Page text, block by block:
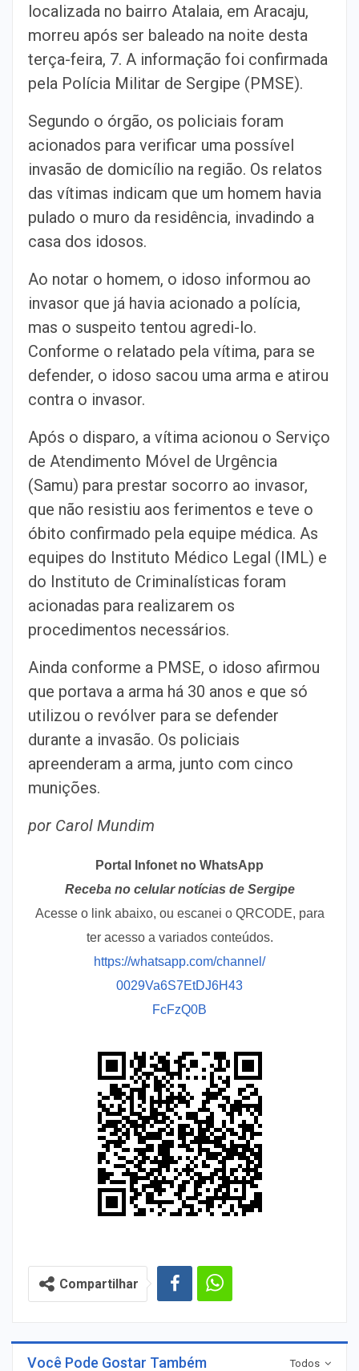
localizada no bairro Atalaia, em Aracaju,
morreu após ser baleado na noite desta
terça-feira, 7. A informação foi confirmada
pela Polícia Militar de Sergipe (PMSE).
Segundo o órgão, os policiais foram
acionados para verificar uma possível
invasão de domicílio na região. Os relatos
das vítimas indicam que um homem havia
pulado o muro da residência, invadindo a
casa dos idosos.
Ao notar o homem, o idoso informou ao
invasor que já havia acionado a polícia,
mas o suspeito tentou agredi-lo.
Conforme o relatado pela vítima, para se
defender, o idoso sacou uma arma e atirou
contra o invasor.
Após o disparo, a vítima acionou o Serviço
de Atendimento Móvel de Urgência
(Samu) para prestar socorro ao invasor,
que não resistiu aos ferimentos e teve o
óbito confirmado pela equipe médica. As
equipes do Instituto Médico Legal (IML) e
do Instituto de Criminalísticas foram
acionadas para realizarem os
procedimentos necessários.
Ainda conforme a PMSE, o idoso afirmou
que portava a arma há 30 anos e que só
utilizou o revólver para se defender
durante a invasão. Os policiais
apreenderam a arma, junto com cinco
munições.
por Carol Mundim
Portal Infonet no WhatsApp
Receba no celular notícias de Sergipe
Acesse o link abaixo, ou escanei o QRCODE, para
ter acesso a variados conteúdos.
https://whatsapp.com/channel/
0029Va6S7EtDJ6H43
FcFzQ0B
Compartilhar
Todos
Você Pode Gostar Também